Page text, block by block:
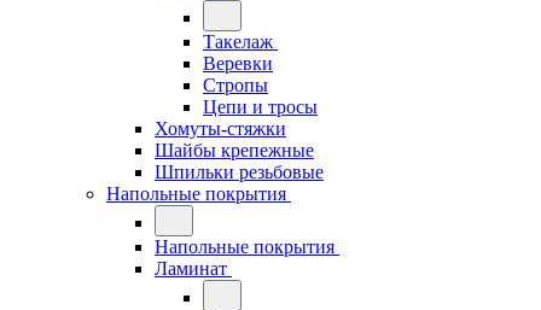
Такелаж
Веревки
Стропы
Цепи и тросы
Хомуты-стяжки
Шайбы крепежные
Шпильки резьбовые
Напольные покрытия
Напольные покрытия
Ламинат